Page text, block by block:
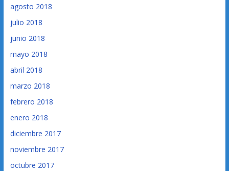
agosto 2018
julio 2018
junio 2018
mayo 2018
abril 2018
marzo 2018
febrero 2018
enero 2018
diciembre 2017
noviembre 2017
octubre 2017